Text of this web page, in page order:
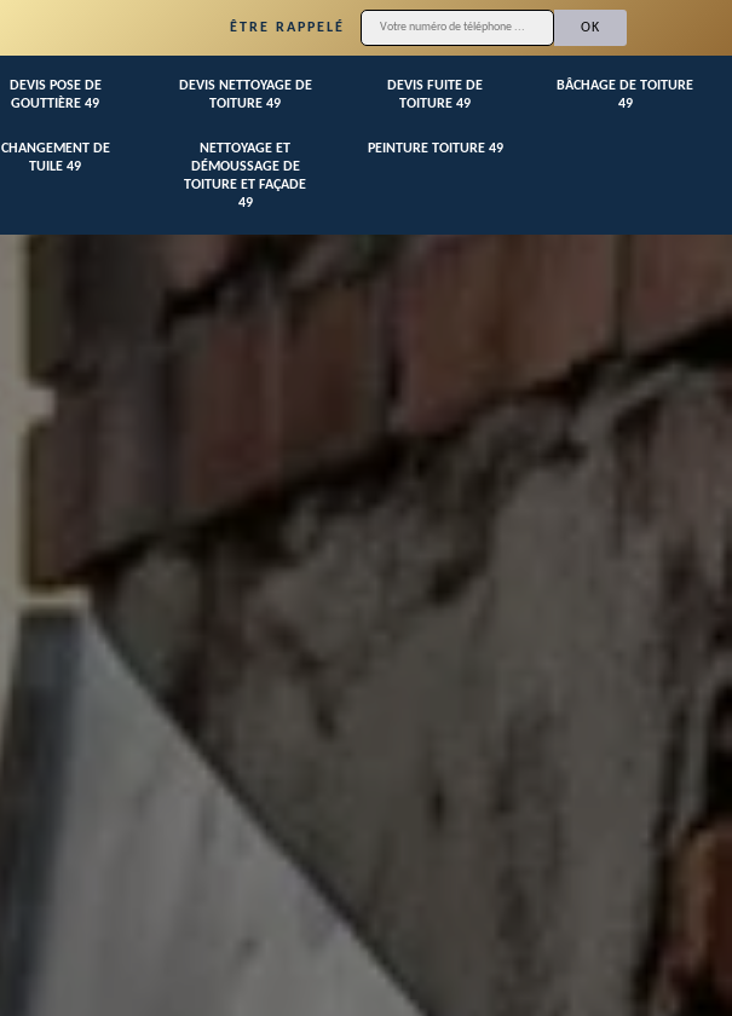
ÊTRE RAPPELÉ
DEVIS POSE DE
GOUTTIÈRE 49
DEVIS NETTOYAGE DE
TOITURE 49
DEVIS FUITE DE
TOITURE 49
BÂCHAGE DE TOITURE
49
CHANGEMENT DE
TUILE 49
NETTOYAGE ET
DÉMOUSSAGE DE
TOITURE ET FAÇADE
49
PEINTURE TOITURE 49